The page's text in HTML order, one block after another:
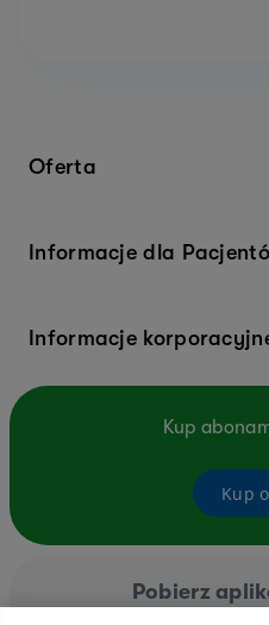
Oferta
Informacje dla
Informacje
Kup
Kup
Pobierz